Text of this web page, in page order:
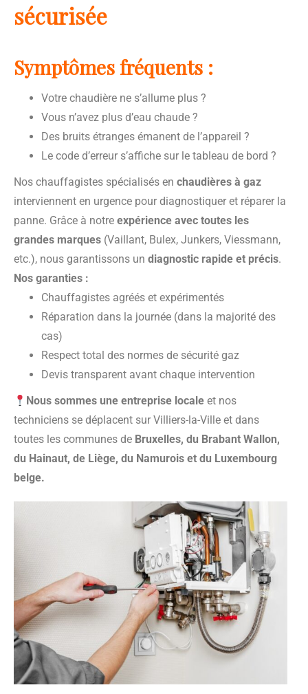
sécurisée
Symptômes fréquents :
Votre chaudière ne s’allume plus ?
Vous n’avez plus d’eau chaude ?
Des bruits étranges émanent de l’appareil ?
Le code d’erreur s’affiche sur le tableau de bord ?
Nos chauffagistes spécialisés en chaudières à gaz
interviennent en urgence pour diagnostiquer et réparer la
panne. Grâce à notre expérience avec toutes les
grandes marques (Vaillant, Bulex, Junkers, Viessmann,
etc.), nous garantissons un diagnostic rapide et précis.
Nos garanties :
Chauffagistes agréés et expérimentés
Réparation dans la journée (dans la majorité des
cas)
Respect total des normes de sécurité gaz
Devis transparent avant chaque intervention
Nous sommes une entreprise locale et nos
techniciens se déplacent sur Villiers-la-Ville et dans
toutes les communes de Bruxelles, du Brabant Wallon,
du Hainaut, de Liège, du Namurois et du Luxembourg
belge.